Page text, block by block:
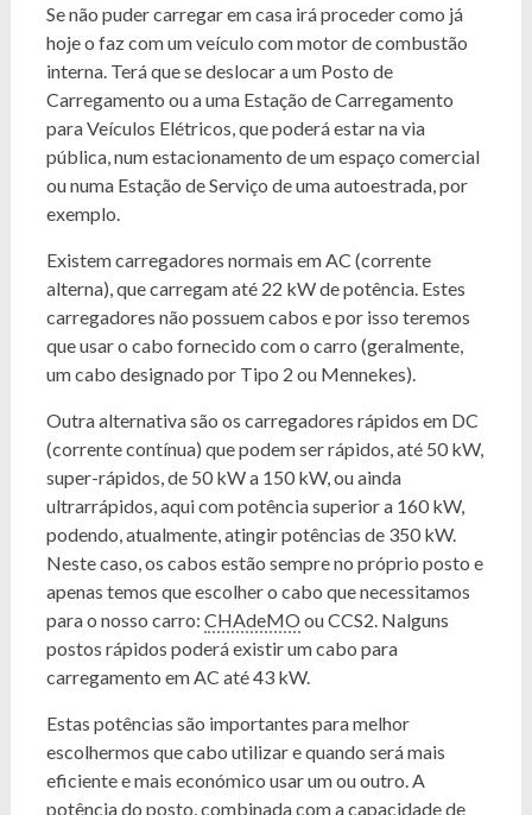
Se não puder carregar em casa irá proceder como já
hoje o faz com um veículo com motor de combustão
interna. Terá que se deslocar a um Posto de
Carregamento ou a uma Estação de Carregamento
para Veículos Elétricos, que poderá estar na via
pública, num estacionamento de um espaço comercial
ou numa Estação de Serviço de uma autoestrada, por
exemplo.
Existem carregadores normais em AC (corrente
alterna), que carregam até 22 kW de potência. Estes
carregadores não possuem cabos e por isso teremos
que usar o cabo fornecido com o carro (geralmente,
um cabo designado por Tipo 2 ou Mennekes).
Outra alternativa são os carregadores rápidos em DC
(corrente contínua) que podem ser rápidos, até 50 kW,
super-rápidos, de 50 kW a 150 kW, ou ainda
ultrarrápidos, aqui com potência superior a 160 kW,
podendo, atualmente, atingir potências de 350 kW.
Neste caso, os cabos estão sempre no próprio posto e
apenas temos que escolher o cabo que necessitamos
para o nosso carro: CHAdeMO ou CCS2. Nalguns
postos rápidos poderá existir um cabo para
carregamento em AC até 43 kW.
Estas potências são importantes para melhor
escolhermos que cabo utilizar e quando será mais
eficiente e mais económico usar um ou outro. A
potência do posto, combinada com a capacidade de